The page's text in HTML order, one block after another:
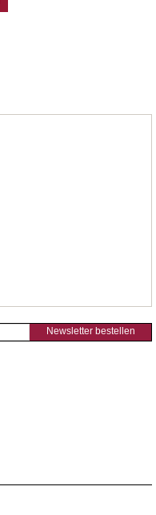
Newsletter bestellen